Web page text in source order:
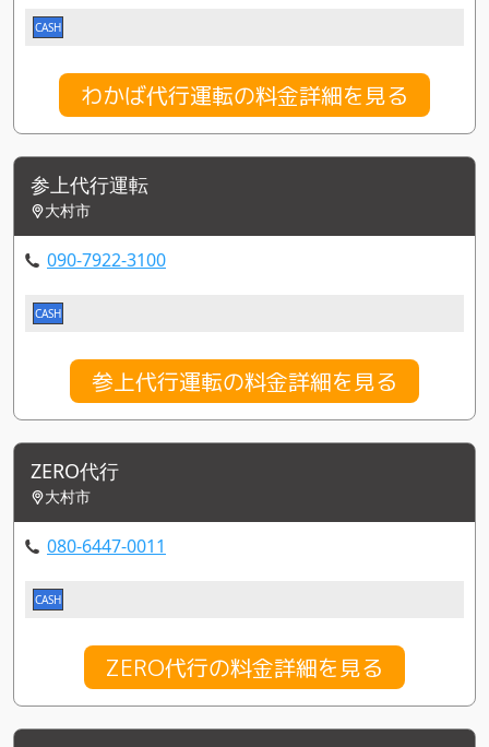
CASH
わかば代行運転の料金詳細を見る
参上代行運転
大村市
090-7922-3100
CASH
参上代行運転の料金詳細を見る
ZERO代行
大村市
080-6447-0011
CASH
ZERO代行の料金詳細を見る